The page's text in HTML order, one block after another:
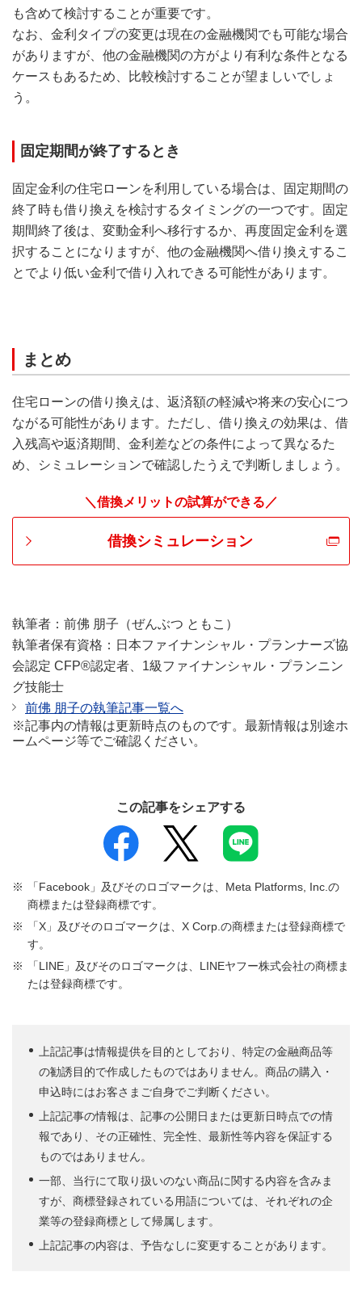
も含めて検討することが重要です。
なお、金利タイプの変更は現在の金融機関でも可能な場合
がありますが、他の金融機関の方がより有利な条件となる
ケースもあるため、比較検討することが望ましいでしょ
う。
固定期間が終了するとき
固定金利の住宅ローンを利用している場合は、固定期間の
終了時も借り換えを検討するタイミングの一つです。固定
期間終了後は、変動金利へ移行するか、再度固定金利を選
択することになりますが、他の金融機関へ借り換えするこ
とでより低い金利で借り入れできる可能性があります。
まとめ
住宅ローンの借り換えは、返済額の軽減や将来の安心につ
ながる可能性があります。ただし、借り換えの効果は、借
入残高や返済期間、金利差などの条件によって異なるた
め、シミュレーションで確認したうえで判断しましょう。
＼借換メリットの試算ができる／
借換シミュレーション
執筆者：前佛 朋子（ぜんぶつ ともこ）
執筆者保有資格：日本ファイナンシャル・プランナーズ協
会認定 CFP®認定者、1級ファイナンシャル・プランニン
グ技能士
前佛 朋子の執筆記事一覧へ
※記事内の情報は更新時点のものです。最新情報は別途ホ
ームページ等でご確認ください。
この記事をシェアする
「Facebook」及びそのロゴマークは、Meta Platforms, Inc.の
商標または登録商標です。
「X」及びそのロゴマークは、X Corp.の商標または登録商標で
す。
「LINE」及びそのロゴマークは、LINEヤフー株式会社の商標ま
たは登録商標です。
上記記事は情報提供を目的としており、特定の金融商品等
の勧誘目的で作成したものではありません。商品の購入・
申込時にはお客さまご自身でご判断ください。
上記記事の情報は、記事の公開日または更新日時点での情
報であり、その正確性、完全性、最新性等内容を保証する
ものではありません。
一部、当行にて取り扱いのない商品に関する内容を含みま
すが、商標登録されている用語については、それぞれの企
業等の登録商標として帰属します。
上記記事の内容は、予告なしに変更することがあります。